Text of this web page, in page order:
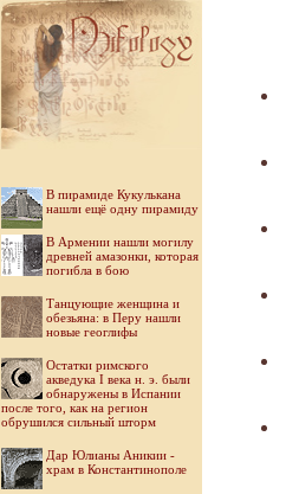
В пирамиде Кукулькана
нашли ещё одну пирамиду
В Армении нашли могилу
древней амазонки, которая
погибла в бою
Танцующие женщина и
обезьяна: в Перу нашли
новые геоглифы
Остатки римского
акведука I века н. э. были
обнаружены в Испании
после того, как на регион
обрушился сильный шторм
Дар Юлианы Аникии -
храм в Константинополе